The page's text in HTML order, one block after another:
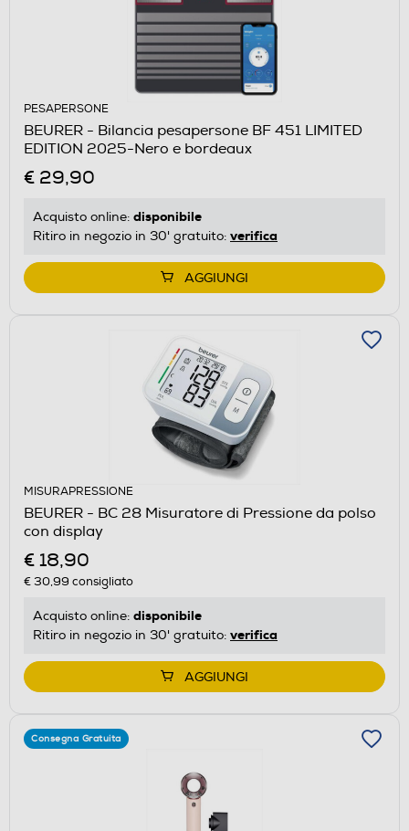
PESAPERSONE
BEURER - Bilancia pesapersone BF 451 LIMITED
EDITION 2025-Nero e bordeaux
€ 29,90
Acquisto online: disponibile
Ritiro in negozio in 30' gratuito: verifica
AGGIUNGI
MISURAPRESSIONE
BEURER - BC 28 Misuratore di Pressione da polso
con display
€ 18,90
€ 30,99 consigliato
Acquisto online: disponibile
Ritiro in negozio in 30' gratuito: verifica
AGGIUNGI
Consegna Gratuita